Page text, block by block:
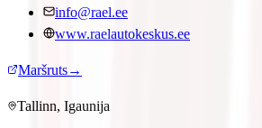
info@rael.ee
www.raelautokeskus.ee
Maršruts→
Tallinn, Igaunija